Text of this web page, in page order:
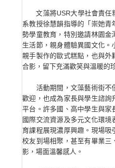
文藻將USR大學社會責任
系教授徐慧韻指導的「崇她青
勢學童教育，特別邀請林園金
生活節，親身體驗異國文化。
親手製作的歐式糕點，也與外
合影，留下充滿歡笑與溫暖的
活動期間，文藻藝術街不
歡迎，也成為家長與學生諮詢
平台。許多國、高中學生與家
國際交流資源及多元文化環
育課程展現濃厚興趣。現場吸
校友到場相聚，甚至有畢業三
影，場面溫馨感人。